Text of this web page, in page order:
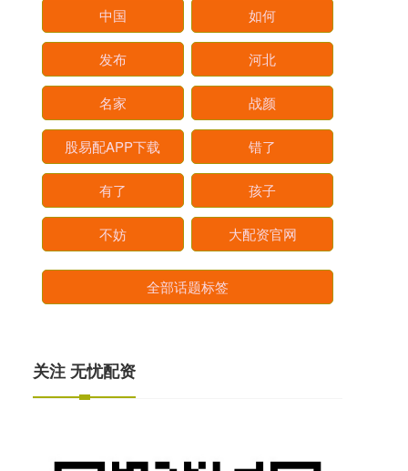
中国 如何
发布 河北
名家 战颜
股易配APP下载 错了
有了 孩子
不妨 大配资官网
全部话题标签
关注 无忧配资